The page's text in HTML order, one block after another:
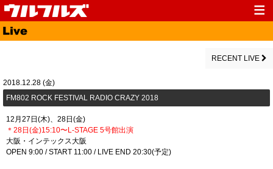
Top
Profile
Fanclub Goods
Contact
RECENT LIVE
2018.12.28 (金)
FM802 ROCK FESTIVAL RADIO CRAZY 2018
12月27日(木)、28日(金)
＊28日(金)15:10〜L-STAGE 5号館出演
大阪・インテックス大阪
OPEN 9:00 / START 11:00 / LIVE END 20:30(予定)